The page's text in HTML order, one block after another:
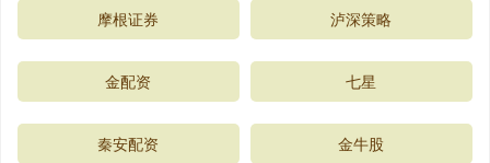
摩根证券 泸深策略
金配资 七星
秦安配资 金牛股